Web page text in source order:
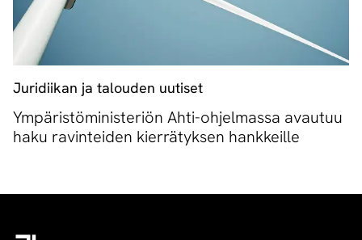
Juridiikan ja talouden uutiset
Ympäristöministeriön Ahti-ohjelmassa avautuu
haku ravinteiden kierrätyksen hankkeille